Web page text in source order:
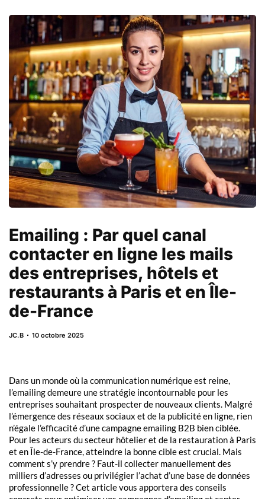
Emailing : Par quel canal
contacter en ligne les mails
des entreprises, hôtels et
restaurants à Paris et en Île-
de-France
JC.B 10 octobre 2025
Dans un monde où la communication numérique est reine,
l’emailing demeure une stratégie incontournable pour les
entreprises souhaitant prospecter de nouveaux clients. Malgré
l’émergence des réseaux sociaux et de la publicité en ligne, rien
n’égale l’efficacité d’une campagne emailing B2B bien ciblée.
Pour les acteurs du secteur hôtelier et de la restauration à Paris
et en Île-de-France, atteindre la bonne cible est crucial. Mais
comment s’y prendre ? Faut-il collecter manuellement des
milliers d’adresses ou privilégier l’achat d’une base de données
professionnelle ? Cet article vous apportera des conseils